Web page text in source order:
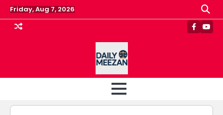
Skip
to
content
Friday, Aug 7, 2026